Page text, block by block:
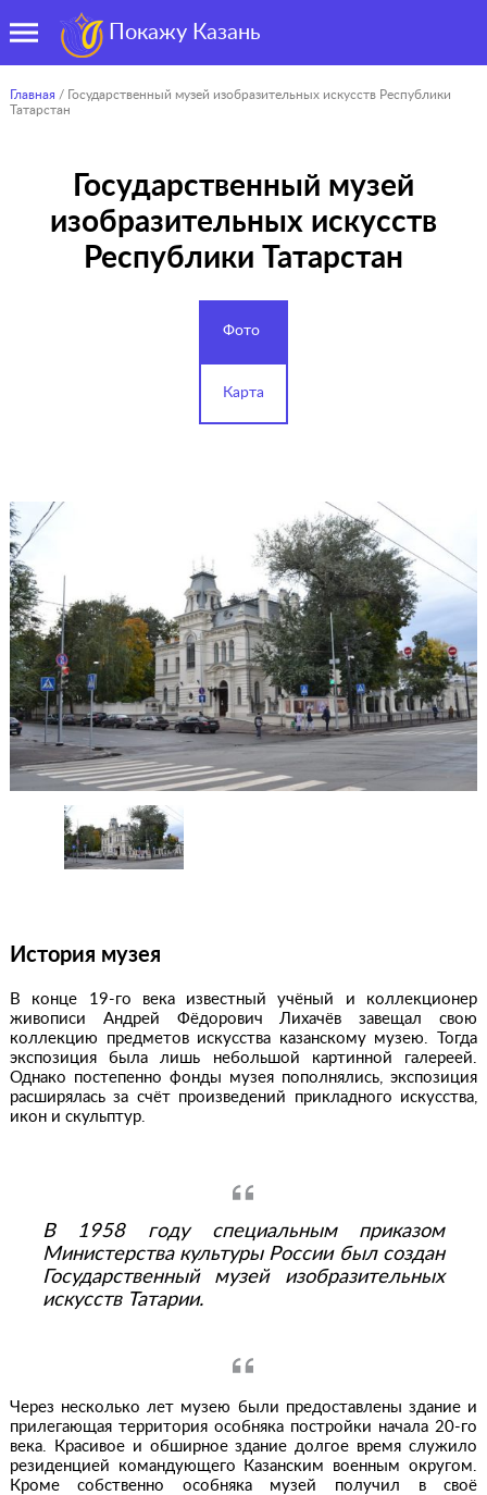
Покажу Казань
Главная / Государственный музей изобразительных искусств Республики
Татарстан
Государственный музей
изобразительных искусств
Республики Татарстан
Фото
Карта
История музея
В конце 19-го века известный учёный и коллекционер
живописи Андрей Фёдорович Лихачёв завещал свою
коллекцию предметов искусства казанскому музею. Тогда
экспозиция была лишь небольшой картинной галереей.
Однако постепенно фонды музея пополнялись, экспозиция
расширялась за счёт произведений прикладного искусства,
икон и скульптур.
В 1958 году специальным приказом
Министерства культуры России был создан
Государственный музей изобразительных
искусств Татарии.
Через несколько лет музею были предоставлены здание и
прилегающая территория особняка постройки начала 20-го
века. Красивое и обширное здание долгое время служило
резиденцией командующего Казанским военным округом.
Кроме собственно особняка музей получил в своё